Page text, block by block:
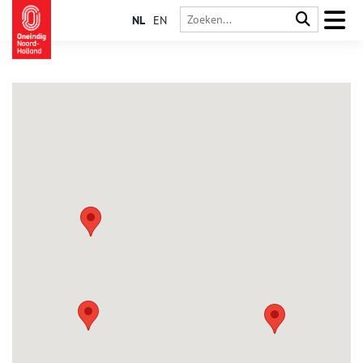
NL EN
Wijk aan Zee